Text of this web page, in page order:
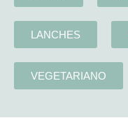
LANCHES
VEGETARIANO